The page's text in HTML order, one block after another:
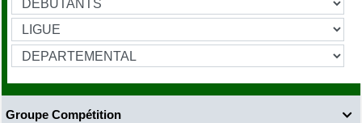

Groupe Compétition